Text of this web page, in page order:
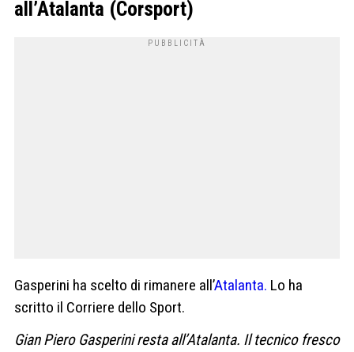
all’Atalanta (Corsport)
Gasperini ha scelto di rimanere all’Atalanta. Lo ha
scritto il Corriere dello Sport.
Gian Piero Gasperini resta all’Atalanta. Il tecnico fresco